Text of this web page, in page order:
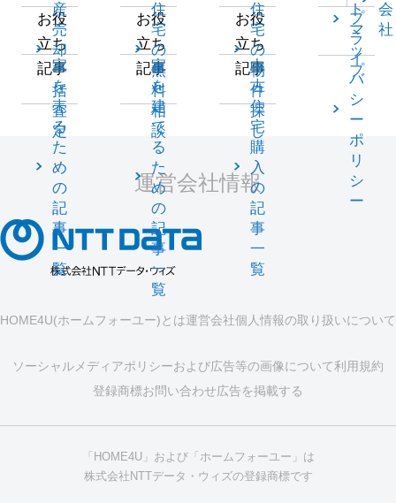
産
売
却
一
括
査
定
お役
立ち
記事
家
を
売
る
た
め
の
記
事
一
覧
住
宅
の
無
料
相
談
お役
立ち
記事
家
を
建
て
る
た
め
の
記
事
一
覧
住
宅
の
物
件
探
し
お役
立ち
記事
中
古
住
宅
購
入
の
記
事
一
覧
ト
マ
ッ
プ
会
社
プ
ラ
イ
バ
シ
ー
ポ
リ
シ
ー
運営会社情報
HOME4U(ホームフォーユー)とは運営会社個人情報の取り扱いについて
ソーシャルメディアポリシーおよび広告等の画像について利用規約
登録商標お問い合わせ広告を掲載する
「HOME4U」および「ホームフォーユー」は
株式会社NTTデータ・ウィズの登録商標です